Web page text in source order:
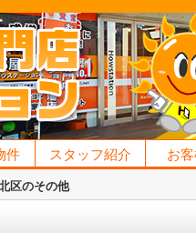
件 スタッフ紹介 お
区のその他